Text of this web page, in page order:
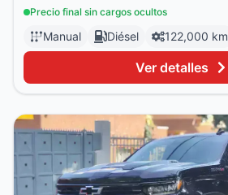
Precio final sin cargos ocultos
Manual Diésel 122,000 km
Ver detalles